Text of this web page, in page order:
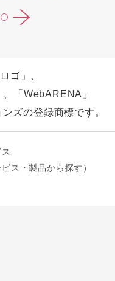
ゴ」、
「WebARENA」
ズの登録商標です。
ス・製品から探す）